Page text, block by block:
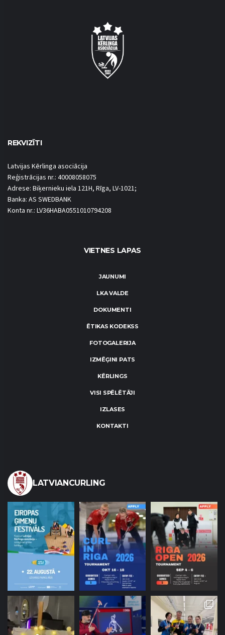
REKVIZĪTI
Latvijas Kērlinga asociācija
Reģistrācijas nr.: 40008058075
Adrese: Biķernieku iela 121H, Rīga, LV-1021;
Banka: AS SWEDBANK
Konta nr.: LV36HABA0551010794208
VIETNES LAPAS
JAUNUMI
LKA VALDE
DOKUMENTI
ĒTIKAS KODEKSS
FOTOGALERIJA
IZMĒĢINI PATS
KĒRLINGS
VISI SPĒLĒTĀJI
IZLASES
KONTAKTI
LATVIANCURLING